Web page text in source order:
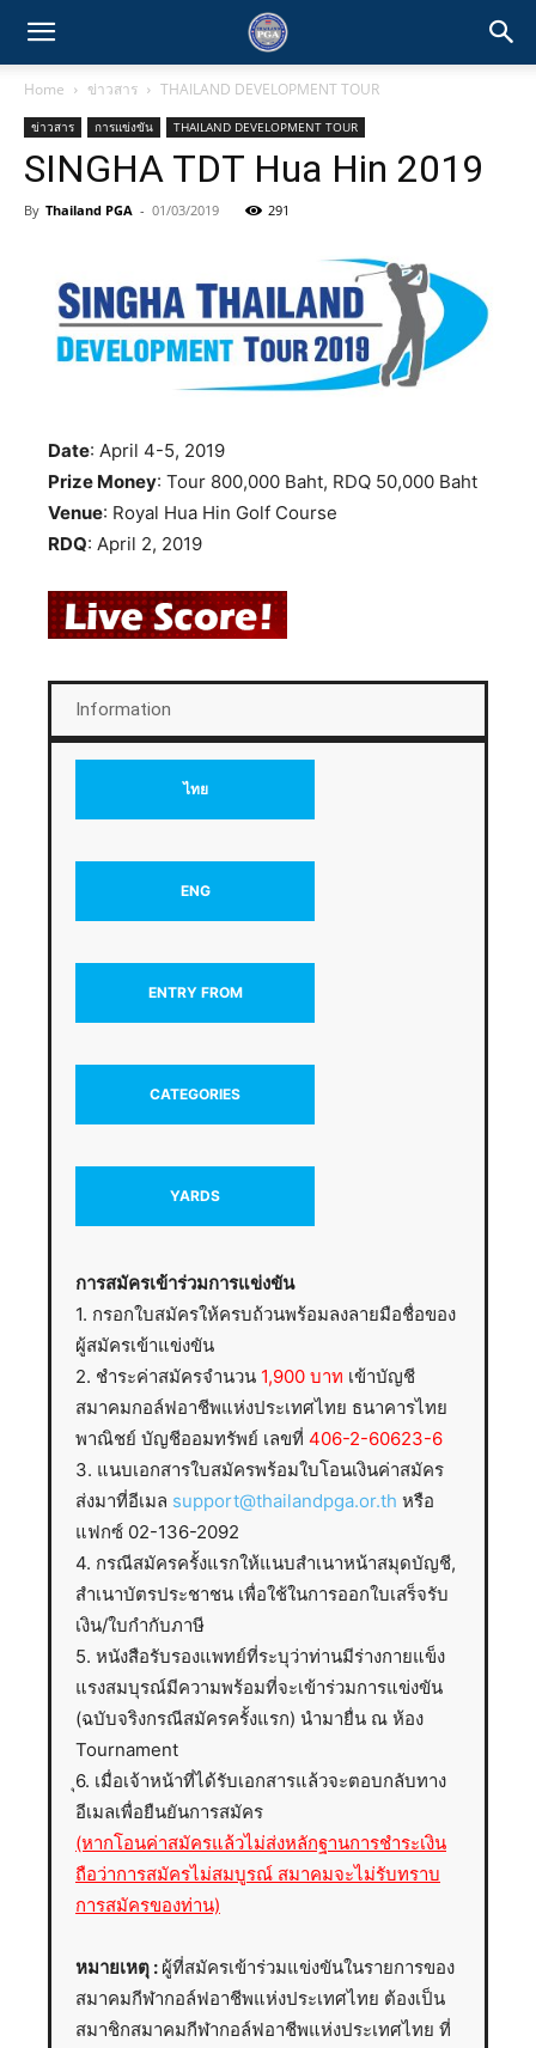
Home ข่าวสาร THAILAND DEVELOPMENT TOUR
ข่าวสาร การแข่งขัน THAILAND DEVELOPMENT TOUR
SINGHA TDT Hua Hin 2019
By Thailand PGA - 01/03/2019 291
Date: April 4-5, 2019
Prize Money: Tour 800,000 Baht, RDQ 50,000 Baht
Venue: Royal Hua Hin Golf Course
RDQ: April 2, 2019
Information
ไทย
ENG
ENTRY FROM
CATEGORIES
YARDS
การสมัครเข้าร่วมการแข่งขัน
1. กรอกใบสมัครให้ครบถ้วนพร้อมลงลายมือชื่อของ
ผู้สมัครเข้าแข่งขัน
2. ชำระค่าสมัครจำนวน 1,900 บาท เข้าบัญชี
สมาคมกอล์ฟอาชีพแห่งประเทศไทย ธนาคารไทย
พาณิชย์ บัญชีออมทรัพย์ เลขที่ 406-2-60623-6
3. แนบเอกสารใบสมัครพร้อมใบโอนเงินค่าสมัคร
ส่งมาที่อีเมล support@thailandpga.or.th หรือ
แฟกซ์ 02-136-2092
4. กรณีสมัครครั้งแรกให้แนบสำเนาหน้าสมุดบัญชี,
สำเนาบัตรประชาชน เพื่อใช้ในการออกใบเสร็จรับ
เงิน/ใบกำกับภาษี
5. หนังสือรับรองแพทย์ที่ระบุว่าท่านมีร่างกายแข็ง
แรงสมบุรณ์มีความพร้อมที่จะเข้าร่วมการแข่งขัน
(ฉบับจริงกรณีสมัครครั้งแรก) นำมายื่น ณ ห้อง
Tournament
ุ6. เมื่อเจ้าหน้าที่ได้รับเอกสารแล้วจะตอบกลับทาง
อีเมลเพื่อยืนยันการสมัคร
(หากโอนค่าสมัครแล้วไม่ส่งหลักฐานการชำระเงิน
ถือว่าการสมัครไม่สมบูรณ์ สมาคมจะไม่รับทราบ
การสมัครของท่าน)
หมายเหตุ : ผู้ที่สมัครเข้าร่วมแข่งขันในรายการของ
สมาคมกีฬากอล์ฟอาชีพแห่งประเทศไทย ต้องเป็น
สมาชิกสมาคมกีฬากอล์ฟอาชีพแห่งประเทศไทย ที่